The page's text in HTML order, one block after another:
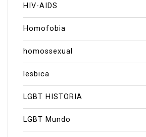
HIV-AIDS
Homofobia
homossexual
lesbica
LGBT HISTORIA
LGBT Mundo